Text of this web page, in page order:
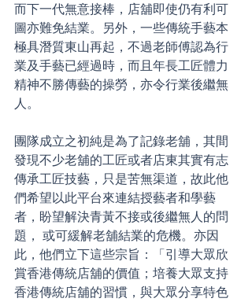
而下一代無意接棒，店舖即使仍有利可
圖亦難免結業。另外，一些傳統手藝本
極具潛質東山再起，不過老師傅認為行
業及手藝已經過時，而且年長工匠體力
精神不勝傳藝的操勞，亦令行業後繼無
人。
團隊成立之初純是為了記錄老舖，其間
發現不少老舖的工匠或者店東其實有志
傳承工匠技藝，只是苦無渠道，故此他
們希望以此平台來連結授藝者和學藝
者，盼望解決青黃不接或後繼無人的問
題， 或可緩解老舖結業的危機。亦因
此，他們立下這些宗旨：「引導大眾欣
賞香港傳統店舖的價值；培養大眾支持
香港傳統店舖的習慣，與大眾分享特色